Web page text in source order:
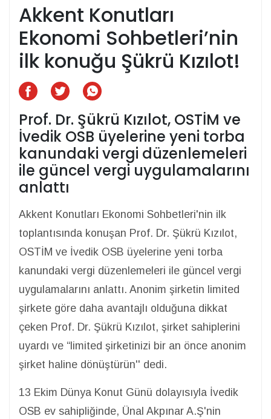
Akkent Konutları
Ekonomi Sohbetleri’nin
ilk konuğu Şükrü Kızılot!
Prof. Dr. Şükrü Kızılot, OSTİM ve
İvedik OSB üyelerine yeni torba
kanundaki vergi düzenlemeleri
ile güncel vergi uygulamalarını
anlattı
Akkent Konutları Ekonomi Sohbetleri'nin ilk
toplantısında konuşan Prof. Dr. Şükrü Kızılot,
OSTİM ve İvedik OSB üyelerine yeni torba
kanundaki vergi düzenlemeleri ile güncel vergi
uygulamalarını anlattı. Anonim şirketin limited
şirkete göre daha avantajlı olduğuna dikkat
çeken Prof. Dr. Şükrü Kızılot, şirket sahiplerini
uyardı ve “limited şirketinizi bir an önce anonim
şirket haline dönüştürün'' dedi.
13 Ekim Dünya Konut Günü dolayısıyla İvedik
OSB ev sahipliğinde, Ünal Akpınar A.Ş'nin